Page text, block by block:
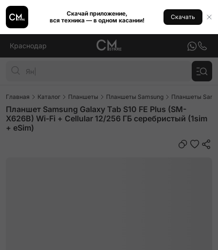
Скачай приложение,
вся техника — в одном касании!
Скачать
Краснодар
Главная Каталог Планшеты Планшеты Samsung Планшеты
Планшет Samsung Galaxy Tab S10 FE Plus (SM-
X626B) Wi-Fi + Cellular 12/256 ГБ серебристый (1sim
+ eSim)